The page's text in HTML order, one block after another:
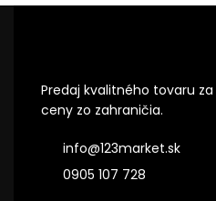
Predaj kvalitného tovaru
ceny zo zahraničia.
info@123market.sk
0905 107 728